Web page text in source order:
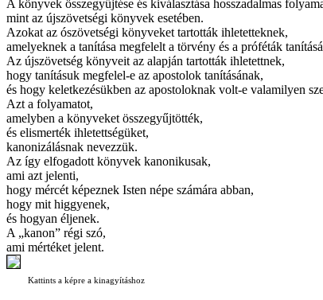
A könyvek összegyűjtése és kiválasztása hosszadalmas
mint az újszövetségi könyvek esetében.
Azokat az ószövetségi könyveket tartották ihletetteknek,
amelyeknek a tanítása megfelelt a törvény és a próféták
Az újszövetség könyveit az alapján tartották ihletettnek,
hogy tanításuk megfelel-e az apostolok tanításának,
és hogy keletkezésükben az apostoloknak volt-e valamilyen
Azt a folyamatot,
amelyben a könyveket összegyűjtötték,
és elismerték ihletettségüket,
kanonizálásnak nevezzük.
Az így elfogadott könyvek kanonikusak,
ami azt jelenti,
hogy mércét képeznek Isten népe számára abban,
hogy mit higgyenek,
és hogyan éljenek.
A „kanon” régi szó,
ami mértéket jelent.
Kattints a képre a kinagyításhoz